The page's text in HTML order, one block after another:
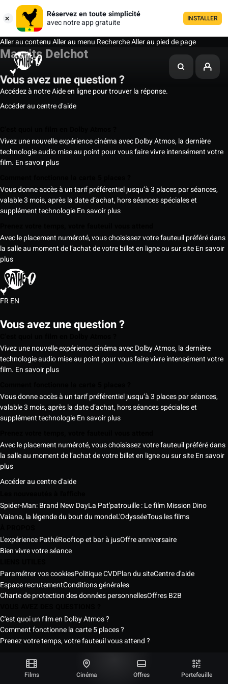
Réservez en toute simplicité
avec notre app gratuite
INSTALLER
Aller au contenuAller au menu RechercheAller au pied de page
Films Cinéma Offres Portefeuille
Maurits Delchot
Vous avez une question ?
Accédez à notre Aide en ligne pour trouver la réponse.
Accéder au centre d'aide
Vivez une nouvelle expérience cinéma avec Dolby Atmos, la dernière
technologie audio mise au point pour vous faire vivre intensément votre
film. En savoir plus
Vous donne accès à un tarif préférentiel jusqu’à 3 places par séances,
valable 3 mois, après la date d’achat, hors séances spéciales et
supplément technologieEn savoir plus
Avec le placement numéroté, vous choisissez votre fauteuil préféré dans
la salle au moment de l’achat de votre billet en ligne ou sur siteEn savoir
plus
FREN
Vous avez une question ?
Vivez une nouvelle expérience cinéma avec Dolby Atmos, la dernière
technologie audio mise au point pour vous faire vivre intensément votre
film. En savoir plus
Vous donne accès à un tarif préférentiel jusqu’à 3 places par séances,
valable 3 mois, après la date d’achat, hors séances spéciales et
supplément technologieEn savoir plus
Avec le placement numéroté, vous choisissez votre fauteuil préféré dans
la salle au moment de l’achat de votre billet en ligne ou sur siteEn savoir
plus
Accéder au centre d'aide
Spider-Man: Brand New DayLa Pat'patrouille : Le film Mission Dino
Vaiana, la légende du bout du mondeL'OdysséeTous les films
L'expérience PathéRooftop et bar à jusOffre anniversaire
Bien vivre votre séance
Paramétrer vos cookiesPolitique CVDPlan du siteCentre d'aide
Espace recrutementConditions générales
Charte de protection des données personnellesOffres B2B
C'est quoi un film en Dolby Atmos ?
Comment fonctionne la carte 5 places ?
Prenez votre temps, votre fauteuil vous attend ?
Les Cinémas Pathé Sénégal © 2026
Tous droits réservés ®